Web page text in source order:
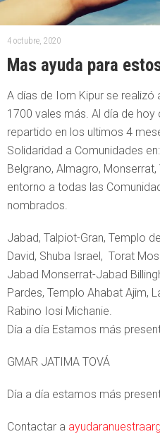
4 octubre, 2020
Mas ayuda para
A días de Iom Kipur se
1700 vales más. Al día de
repartido en los ultimos 4
Solidaridad a Comunidades
Belgrano, Almagro,
entorno a todas las
nombrados.
Jabad, Talpiot-Gran, Templo
David, Shuba Israel, Torat
Jabad Monserrat-Jabad
Pardes, Templo Ahabat Ajim,
Rabino Iosi Michanie.
Día a día Estamos más
GMAR JATIMA TOVÁ
Día a día estamos más
Contactar a